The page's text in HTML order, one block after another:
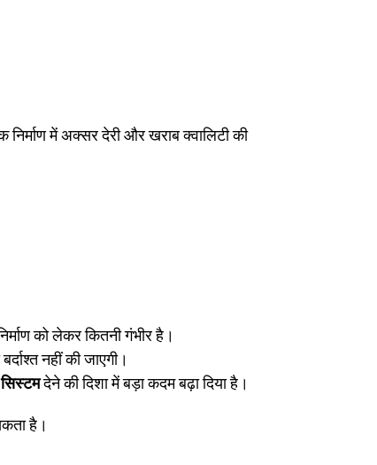
में अक्सर देरी और खराब क्वालिटी की
को लेकर कितनी गंभीर है।
नहीं की जाएगी।
देने की दिशा में बड़ा कदम बढ़ा दिया है।
है।